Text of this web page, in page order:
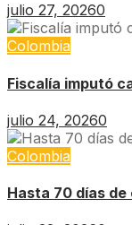
julio 27, 20260
Colombia
Fiscalía imputó
julio 24, 20260
Colombia
Hasta 70 días de